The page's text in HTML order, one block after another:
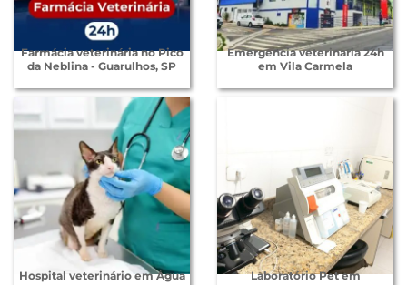
Farmácia veterinária no Pico
da Neblina - Guarulhos, SP
Emergencia veterinaria 24h
em Vila Carmela
Hospital veterinário em Água
Laboratório Pet em